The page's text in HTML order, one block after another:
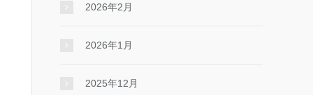
2026年2月
2026年1月
2025年12月